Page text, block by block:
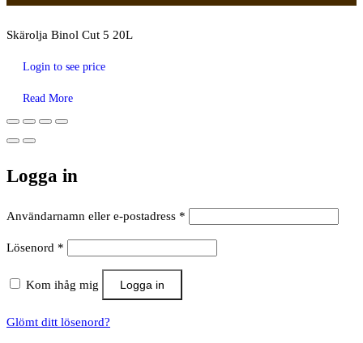
Skärolja Binol Cut 5 20L
Login to see price
Read More
Logga in
Användarnamn eller e-postadress *
Lösenord *
Kom ihåg mig Logga in
Glömt ditt lösenord?